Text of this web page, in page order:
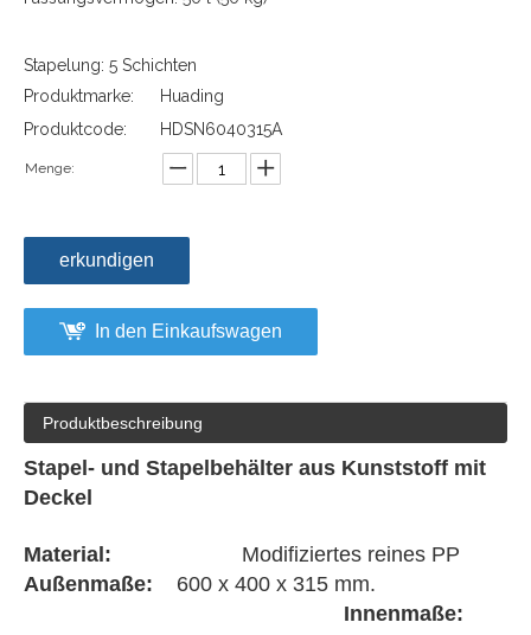
Stapelung: 5 Schichten
Produktmarke:
Huading
Produktcode:
HDSN6040315A
Menge:
erkundigen
In den Einkaufswagen
Produktbeschreibung
Stapel- und Stapelbehälter aus Kunststoff mit
Deckel
Material: Modifiziertes reines PP
Außenmaße:
600 x 400 x 315 mm.
Innenmaße: